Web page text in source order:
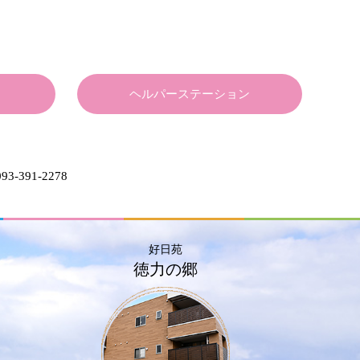
ヘルパーステーション
391-2278
好日苑
徳力の郷